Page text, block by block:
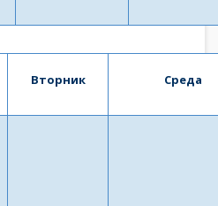
Вторник Среда